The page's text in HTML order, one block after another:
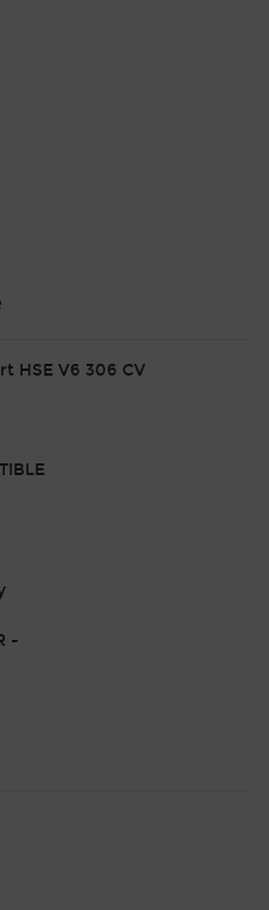
HSE V6 306 CV
-